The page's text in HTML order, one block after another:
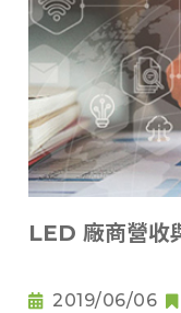
LED 廠商營收
2019/06/06